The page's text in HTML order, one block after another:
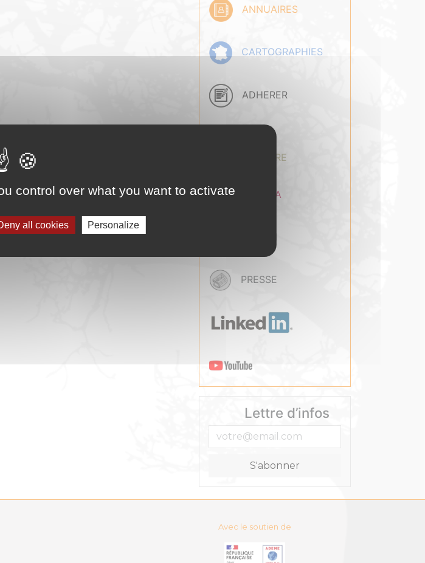
ANNUAIRES
CARTOGRAPHIES
ADHERER
DOCUMENTAIRE
AGENDA
PRESSE
Lettre d’infos
Avec le soutien de
control over what you want to activate
all cookies Personalize